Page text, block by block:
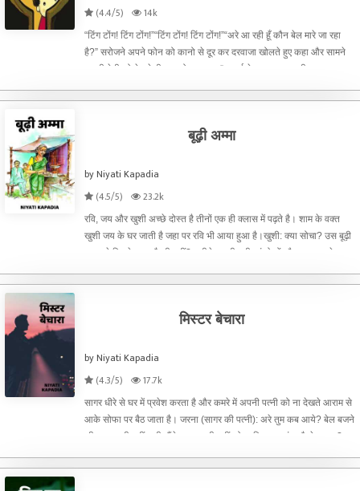
(4.4/5)
14k
“टिंग टोंग! टिंग टोंग!”“टिंग टोंग! टिंग टोंग!”“अरे आ रही हूँ कौन बेल मारे जा रहा
है?” सरोजने अपने फोन को कानो से दूर कर दरवाजा खोलते हुए कहा और सामने
अपनी बेटी को देखते ही खुश होकर कहा, “आ गई बेटा। आज जलदी घर आ
बूढ़ी अम्मा
by Niyati Kapadia
(4.5/5)
23.2k
रवि, जय और खुशी अच्छे दोस्त है तीनों एक ही क्लास में पढ़ते है। शाम के वक्त
खुशी जय के घर जाती है जहा पर रवि भी आया हुआ है।खुशी: क्या सोचा? उस बूढ़ी
अम्मा से मिलने जाना है की नहीं?खुशीने अपनी बड़ी आंखोकों और बड़ा कराते हुए,
मिस्टर बेचारा
by Niyati Kapadia
(4.3/5)
17.7k
सागर धीरे से घर में प्रवेश करता है और कमरे में अपनी पत्नी को ना देखते आराम से
आके सोफा पर बैठ जाता है। जरना (सागर की पत्नी): अरे तुम कब आये? बेल बजने
की आवाज भी नहीं सुनी, मैंने दरवाजा भी नहीं खोला फिर तुम अंदर कैसे आ गए?